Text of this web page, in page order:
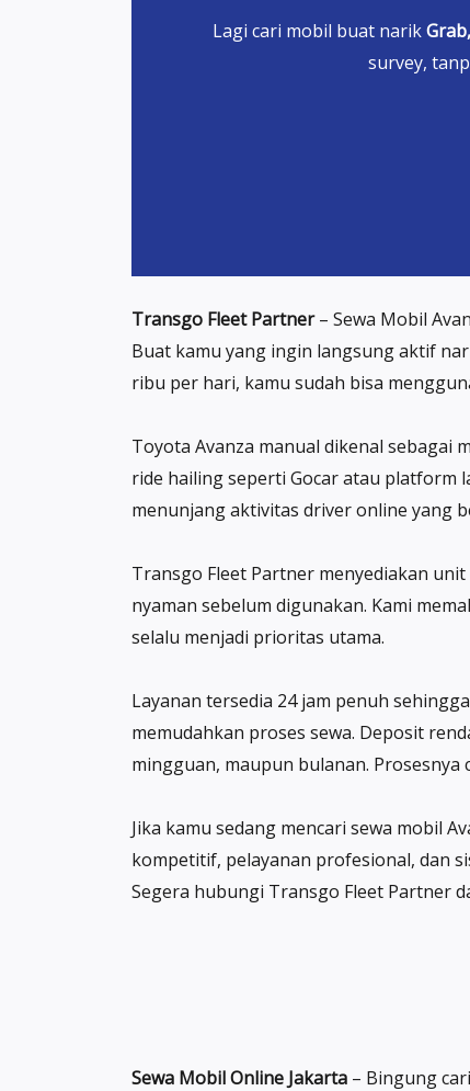
Lagi cari mobil buat narik
survey,
Transgo Fleet Partner– Sewa Mobil
Buat kamu yang ingin langsung aktif
ribu per hari, kamu sudah bisa
Toyota Avanza manual dikenal sebagai
ride hailing seperti Gocar atau platform
menunjang aktivitas driver online yang
Transgo Fleet Partner menyediakan
nyaman sebelum digunakan. Kami
selalu menjadi prioritas utama.
Layanan tersedia 24 jam penuh
memudahkan proses sewa. Deposit
mingguan, maupun bulanan.
Jika kamu sedang mencari sewa mobil
kompetitif, pelayanan profesional, dan
Segera hubungi Transgo Fleet Partner
Sewa Mobil Online Jakarta – Bingung